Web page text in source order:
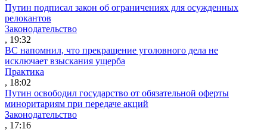
Путин подписал закон об ограничениях для осужденных
релокантов
Законодательство
, 19:32
ВС напомнил, что прекращение уголовного дела не
исключает взыскания ущерба
Практика
, 18:02
Путин освободил государство от обязательной оферты
миноритариям при передаче акций
Законодательство
, 17:16